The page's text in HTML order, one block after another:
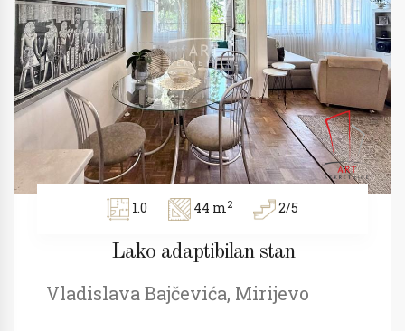
1.0 44 m2 2/5
Lako adaptibilan stan
Vladislava Bajčevića, Mirijevo